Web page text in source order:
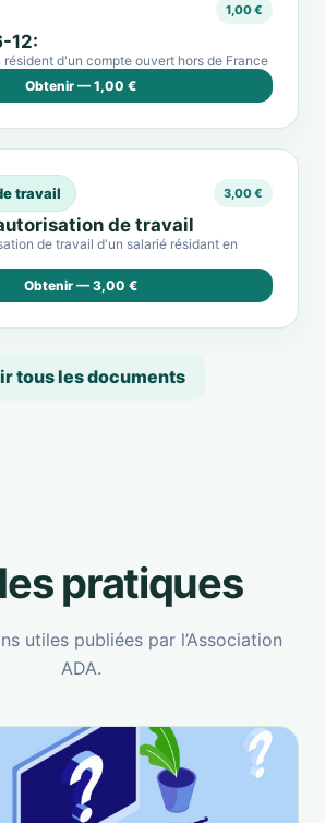
1,00 €
12:
d'un compte ouvert hors de France
Obtenir — 1,00 €
travail 3,00 €
de travail
de travail d'un salarié résidant en
Obtenir — 3,00 €
tous les documents
pratiques
utiles publiées par l’Association
ADA.